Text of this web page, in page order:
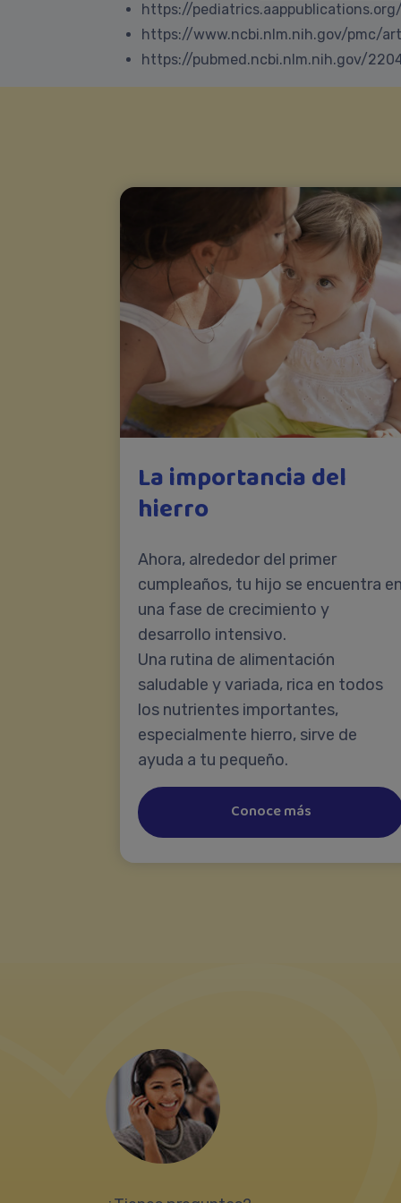
https://
https://www.ncbi.nlm.nih.gov/pmc/
https://pubmed.ncbi.nlm.nih.gov/
La importancia del
hierro
Ahora, alrededor del primer
cumpleaños, tu hijo se encuentra en
una fase de crecimiento y
desarrollo intensivo.
Una rutina de alimentación
saludable y variada, rica en todos
los nutrientes importantes,
especialmente hierro, sirve de
ayuda a tu pequeño.
Conoce más